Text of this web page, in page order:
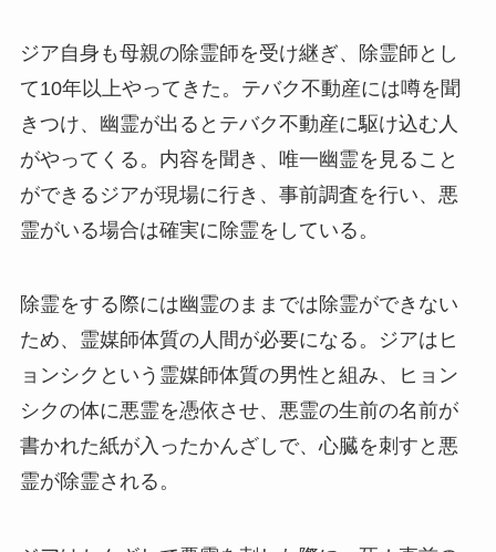
ジア自身も母親の除霊師を受け継ぎ、除霊師とし
て10年以上やってきた。テバク不動産には噂を聞
きつけ、幽霊が出るとテバク不動産に駆け込む人
がやってくる。内容を聞き、唯一幽霊を見ること
ができるジアが現場に行き、事前調査を行い、悪
霊がいる場合は確実に除霊をしている。
除霊をする際には幽霊のままでは除霊ができない
ため、霊媒師体質の人間が必要になる。ジアはヒ
ョンシクという霊媒師体質の男性と組み、ヒョン
シクの体に悪霊を憑依させ、悪霊の生前の名前が
書かれた紙が入ったかんざしで、心臓を刺すと悪
霊が除霊される。